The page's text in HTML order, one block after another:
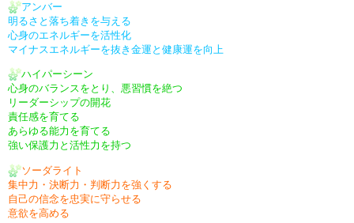
アンバー
明るさと落ち着きを与える
心身のエネルギーを活性化
マイナスエネルギーを抜き金運と健康運を向上
ハイパーシーン
心身のバランスをとり、悪習慣を絶つ
リーダーシップの開花
責任感を育てる
あらゆる能力を育てる
強い保護力と活性力を持つ
ソーダライト
集中力・決断力・判断力を強くする
自己の信念を忠実に守らせる
意欲を高める